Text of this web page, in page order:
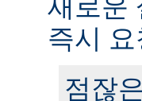
새로운
즉시
점잖